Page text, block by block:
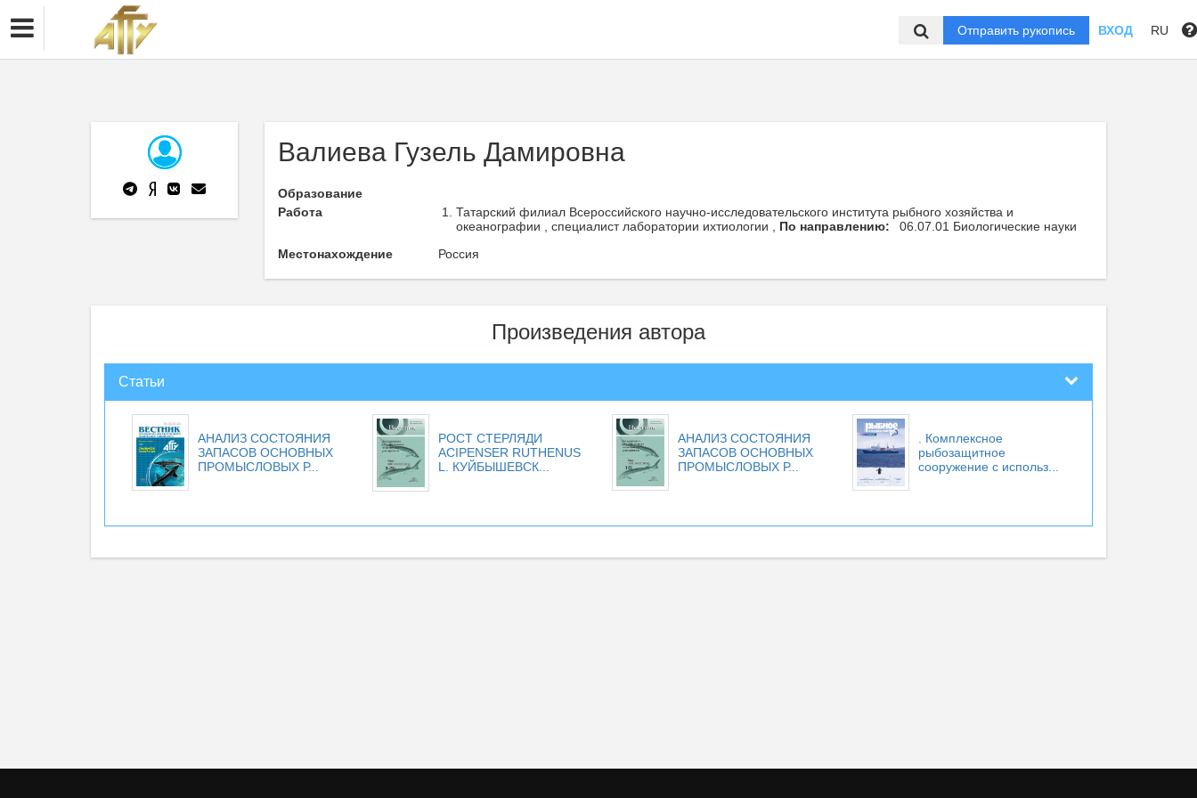
Отправить рукопись ВХОД RU
Валиева Гузель Дамировна
Образование
Работа
Татарский филиал Всероссийского научно-исследовательского института рыбного хозяйства и
океанографии , специалист лаборатории ихтиологии , По направлению:
06.07.01 Биологические науки
Местонахождение
Россия
Произведения автора
Статьи
АНАЛИЗ СОСТОЯНИЯ
ЗАПАСОВ ОСНОВНЫХ
ПРОМЫСЛОВЫХ Р...
РОСТ СТЕРЛЯДИ
ACIPENSER RUTHENUS
L. КУЙБЫШЕВСК...
АНАЛИЗ СОСТОЯНИЯ
ЗАПАСОВ ОСНОВНЫХ
ПРОМЫСЛОВЫХ Р...
. Комплексное
рыбозащитное
сооружение с использ...